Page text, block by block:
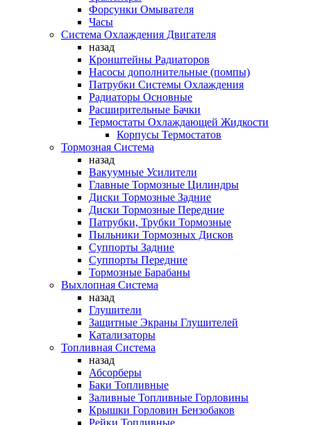
Форсунки Омывателя
Часы
Система Охлаждения Двигателя
назад
Кронштейны Радиаторов
Насосы дополнительные (помпы)
Патрубки Системы Охлаждения
Радиаторы Основные
Расширительные Бачки
Термостаты Охлаждающей Жидкости
Корпусы Термостатов
Тормозная Система
назад
Вакуумные Усилители
Главные Тормозные Цилиндры
Диски Тормозные Задние
Диски Тормозные Передние
Патрубки, Трубки Тормозные
Пыльники Тормозных Дисков
Суппорты Задние
Суппорты Передние
Тормозные Барабаны
Выхлопная Система
назад
Глушители
Защитные Экраны Глушителей
Катализаторы
Топливная Система
назад
Абсорберы
Баки Топливные
Заливные Топливные Горловины
Крышки Горловин Бензобаков
Рейки Топливные